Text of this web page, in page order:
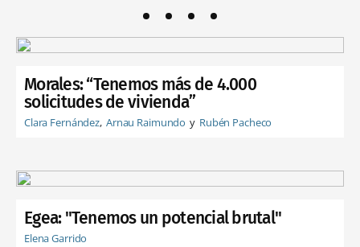
Morales: “Tenemos más de 4.000
solicitudes de vivienda”
Clara Fernández Arnau Raimundo Rubén Pacheco
Egea: "Tenemos un potencial brutal"
Elena Garrido